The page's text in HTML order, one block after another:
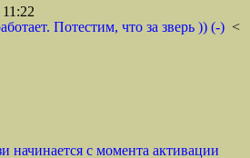
Потестим, что за зверь )) (-) <
начинается с момента активации